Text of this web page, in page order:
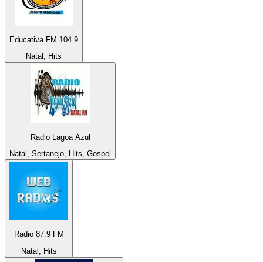
Educativa FM 104.9
Natal, Hits
Radio Lagoa Azul
Natal, Sertanejo, Hits, Gospel
Radio 87.9 FM
Natal, Hits